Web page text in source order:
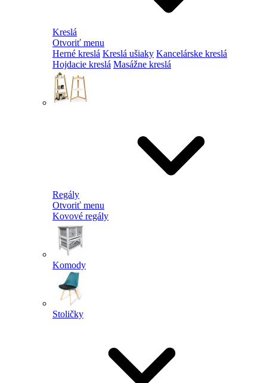
Kreslá
Otvoriť menu
Herné kreslá Kreslá ušiaky Kancelárske kreslá
Hojdacie kreslá Masážne kreslá
Regály
Otvoriť menu
Kovové regály
Komody
Stoličky